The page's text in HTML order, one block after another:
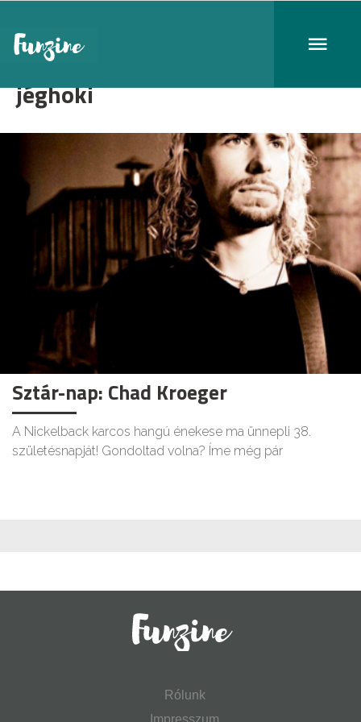
jéghoki
Sztár-nap: Chad Kroeger
A Nickelback karcos hangú énekese ma ünnepli 38.
születésnapját! Gondoltad volna? Íme még pár
Rólunk
Impresszum